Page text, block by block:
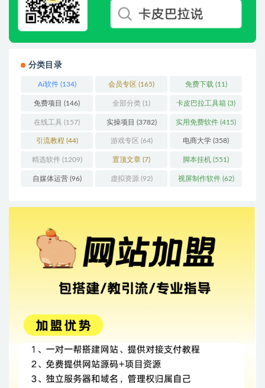
分类目录
Ai软件(134) 会员专区 (165) 免费下载 (11)
免费项目 (146) 全部分类 (1) 卡皮巴拉工具箱 (3)
在线工具 (157) 实操项目 (3782) 实用免费软件 (415)
引流教程 (44) 游戏专区 (64) 电商大学 (358)
精选软件(1209) 置顶文章 (7) 脚本挂机 (551)
自媒体运营(96) 虚拟资源 (92) 视屏制作软件(62)